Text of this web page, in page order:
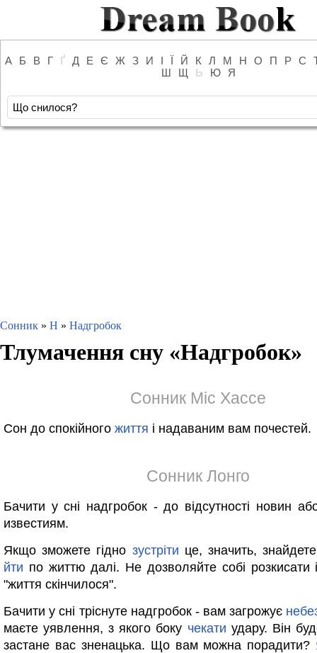
А Б В Г Ґ Д Е Є Ж З И І Ї Й К Л М Н О П Р С
Ш
Щ Ь Ю Я
Сонник » Н » Надгробок
Тлумачення сну «Надгробок»
Сонник Міс Хассе
Сон до спокійного життя і надаваним вам почестей.
Сонник Лонго
Бачити у сні надгробок - до відсутності новин
известиям.
Якщо зможете гідно зустріти це, значить,
йти по життю далі. Не дозволяйте собі
"життя скінчилося".
Бачити у сні тріснуте надгробок - вам загрожує
маєте уявлення, з якого боку чекати удару. Він
застане вас зненацька. Що вам можна порадити?